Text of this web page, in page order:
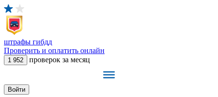
штрафы гибдд
Проверить и оплатить онлайн
1 952 проверок за месяц
Войти